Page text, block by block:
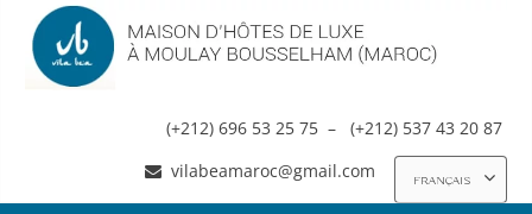
(+212) 696 53 25 75 –
(+212) 537 43 20 87
vilabeamaroc@gmail.com
Choisir